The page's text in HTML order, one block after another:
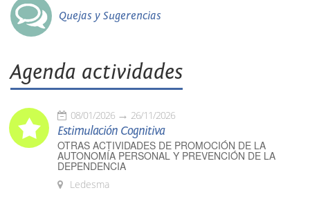
Quejas y Sugerencias
Agenda actividades
08/01/2026 26/11/2026
Estimulación Cognitiva
OTRAS ACTIVIDADES DE PROMOCIÓN DE LA
AUTONOMÍA PERSONAL Y PREVENCIÓN DE LA
DEPENDENCIA
Ledesma